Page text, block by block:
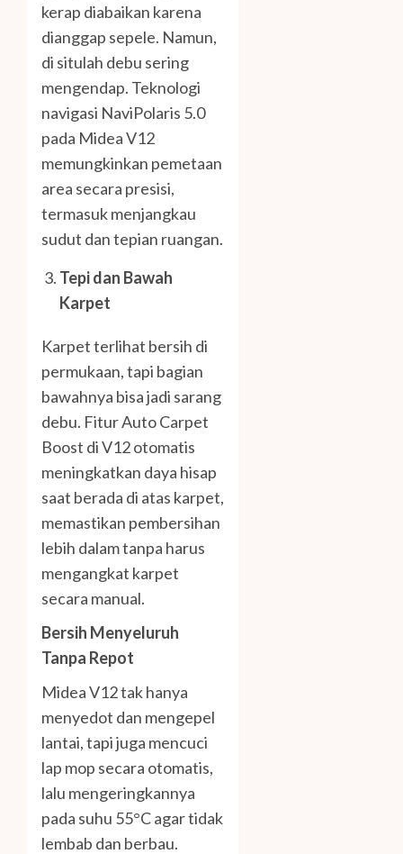
kerap diabaikan karena
dianggap sepele. Namun,
di situlah debu sering
mengendap. Teknologi
navigasi NaviPolaris 5.0
pada Midea V12
memungkinkan pemetaan
area secara presisi,
termasuk menjangkau
sudut dan tepian ruangan.
Tepi dan Bawah
Karpet
Karpet terlihat bersih di
permukaan, tapi bagian
bawahnya bisa jadi sarang
debu. Fitur Auto Carpet
Boost di V12 otomatis
meningkatkan daya hisap
saat berada di atas karpet,
memastikan pembersihan
lebih dalam tanpa harus
mengangkat karpet
secara manual.
Bersih Menyeluruh
Tanpa Repot
Midea V12 tak hanya
menyedot dan mengepel
lantai, tapi juga mencuci
lap mop secara otomatis,
lalu mengeringkannya
pada suhu 55°C agar tidak
lembab dan berbau.